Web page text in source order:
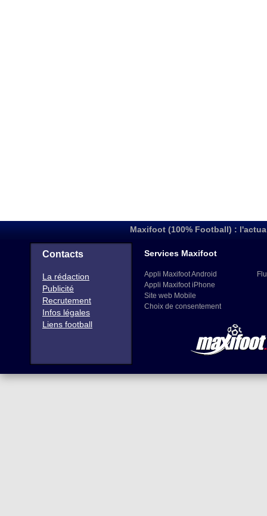
Maxifoot (100% Football) :
Contacts
La rédaction
Publicité
Recrutement
Infos légales
Liens football
Services Maxifoot
Appli Maxifoot Android
Appli Maxifoot iPhone
Site web Mobile
Choix de consentement